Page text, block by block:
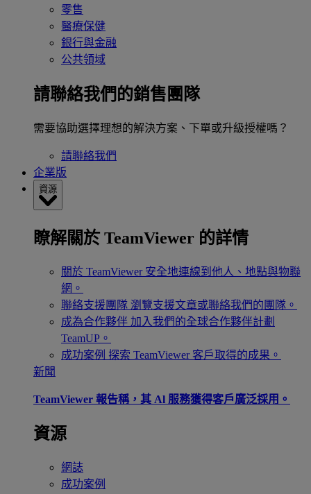
零售
醫療保健
銀行與金融
公共領域
請聯絡我們的銷售團隊
需要協助選擇理想的解決方案、下單或升級授權嗎？
請聯絡我們
企業版
資源
瞭解關於 TeamViewer 的詳情
關於 TeamViewer 安全地連線到他人、地點與物聯
網。
聯絡支援團隊 瀏覽支援文章或聯絡我們的團隊。
成為合作夥伴 加入我們的全球合作夥伴計劃
TeamUP。
成功案例 探索 TeamViewer 客戶取得的成果。
新聞
TeamViewer 報告稱，其 Al 服務獲得客戶廣泛採用。
資源
網誌
成功案例